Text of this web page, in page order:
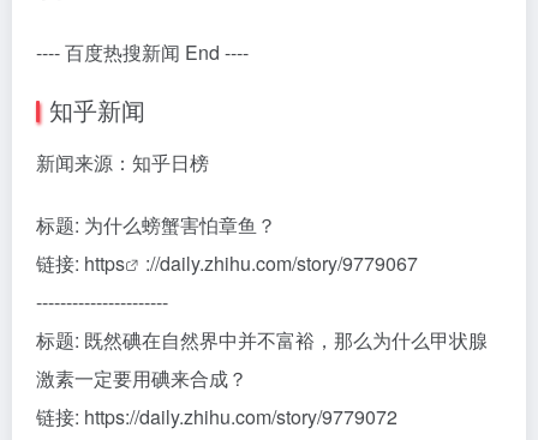
---- 百度热搜新闻 End ----
知乎新闻
新闻来源：知乎日榜
标题: 为什么螃蟹害怕章鱼？
链接: https
://daily.zhihu.com/story/9779067
----------------------
标题: 既然碘在自然界中并不富裕，那么为什么甲状腺
激素一定要用碘来合成？
链接: https://daily.zhihu.com/story/9779072